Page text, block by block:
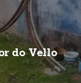
do Vello